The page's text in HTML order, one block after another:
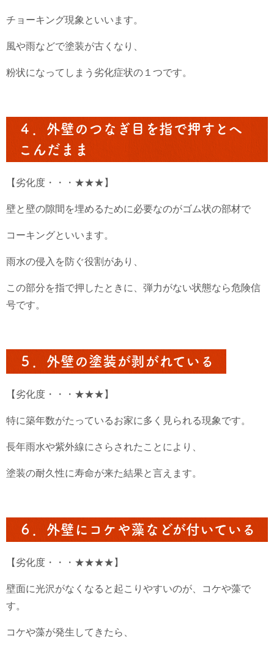
チョーキング現象といいます。
風や雨などで塗装が古くなり、
粉状になってしまう劣化症状の１つです。
４．外壁のつなぎ目を指で押すとへ
こんだまま
【劣化度・・・★★★】
壁と壁の隙間を埋めるために必要なのがゴム状の部材で
コーキングといいます。
雨水の侵入を防ぐ役割があり、
この部分を指で押したときに、弾力がない状態なら危険信
号です。
５．外壁の塗装が剥がれている
【劣化度・・・★★★】
特に築年数がたっているお家に多く見られる現象です。
長年雨水や紫外線にさらされたことにより、
塗装の耐久性に寿命が来た結果と言えます。
６．外壁にコケや藻などが付いている
【劣化度・・・★★★★】
壁面に光沢がなくなると起こりやすいのが、コケや藻で
す。
コケや藻が発生してきたら、